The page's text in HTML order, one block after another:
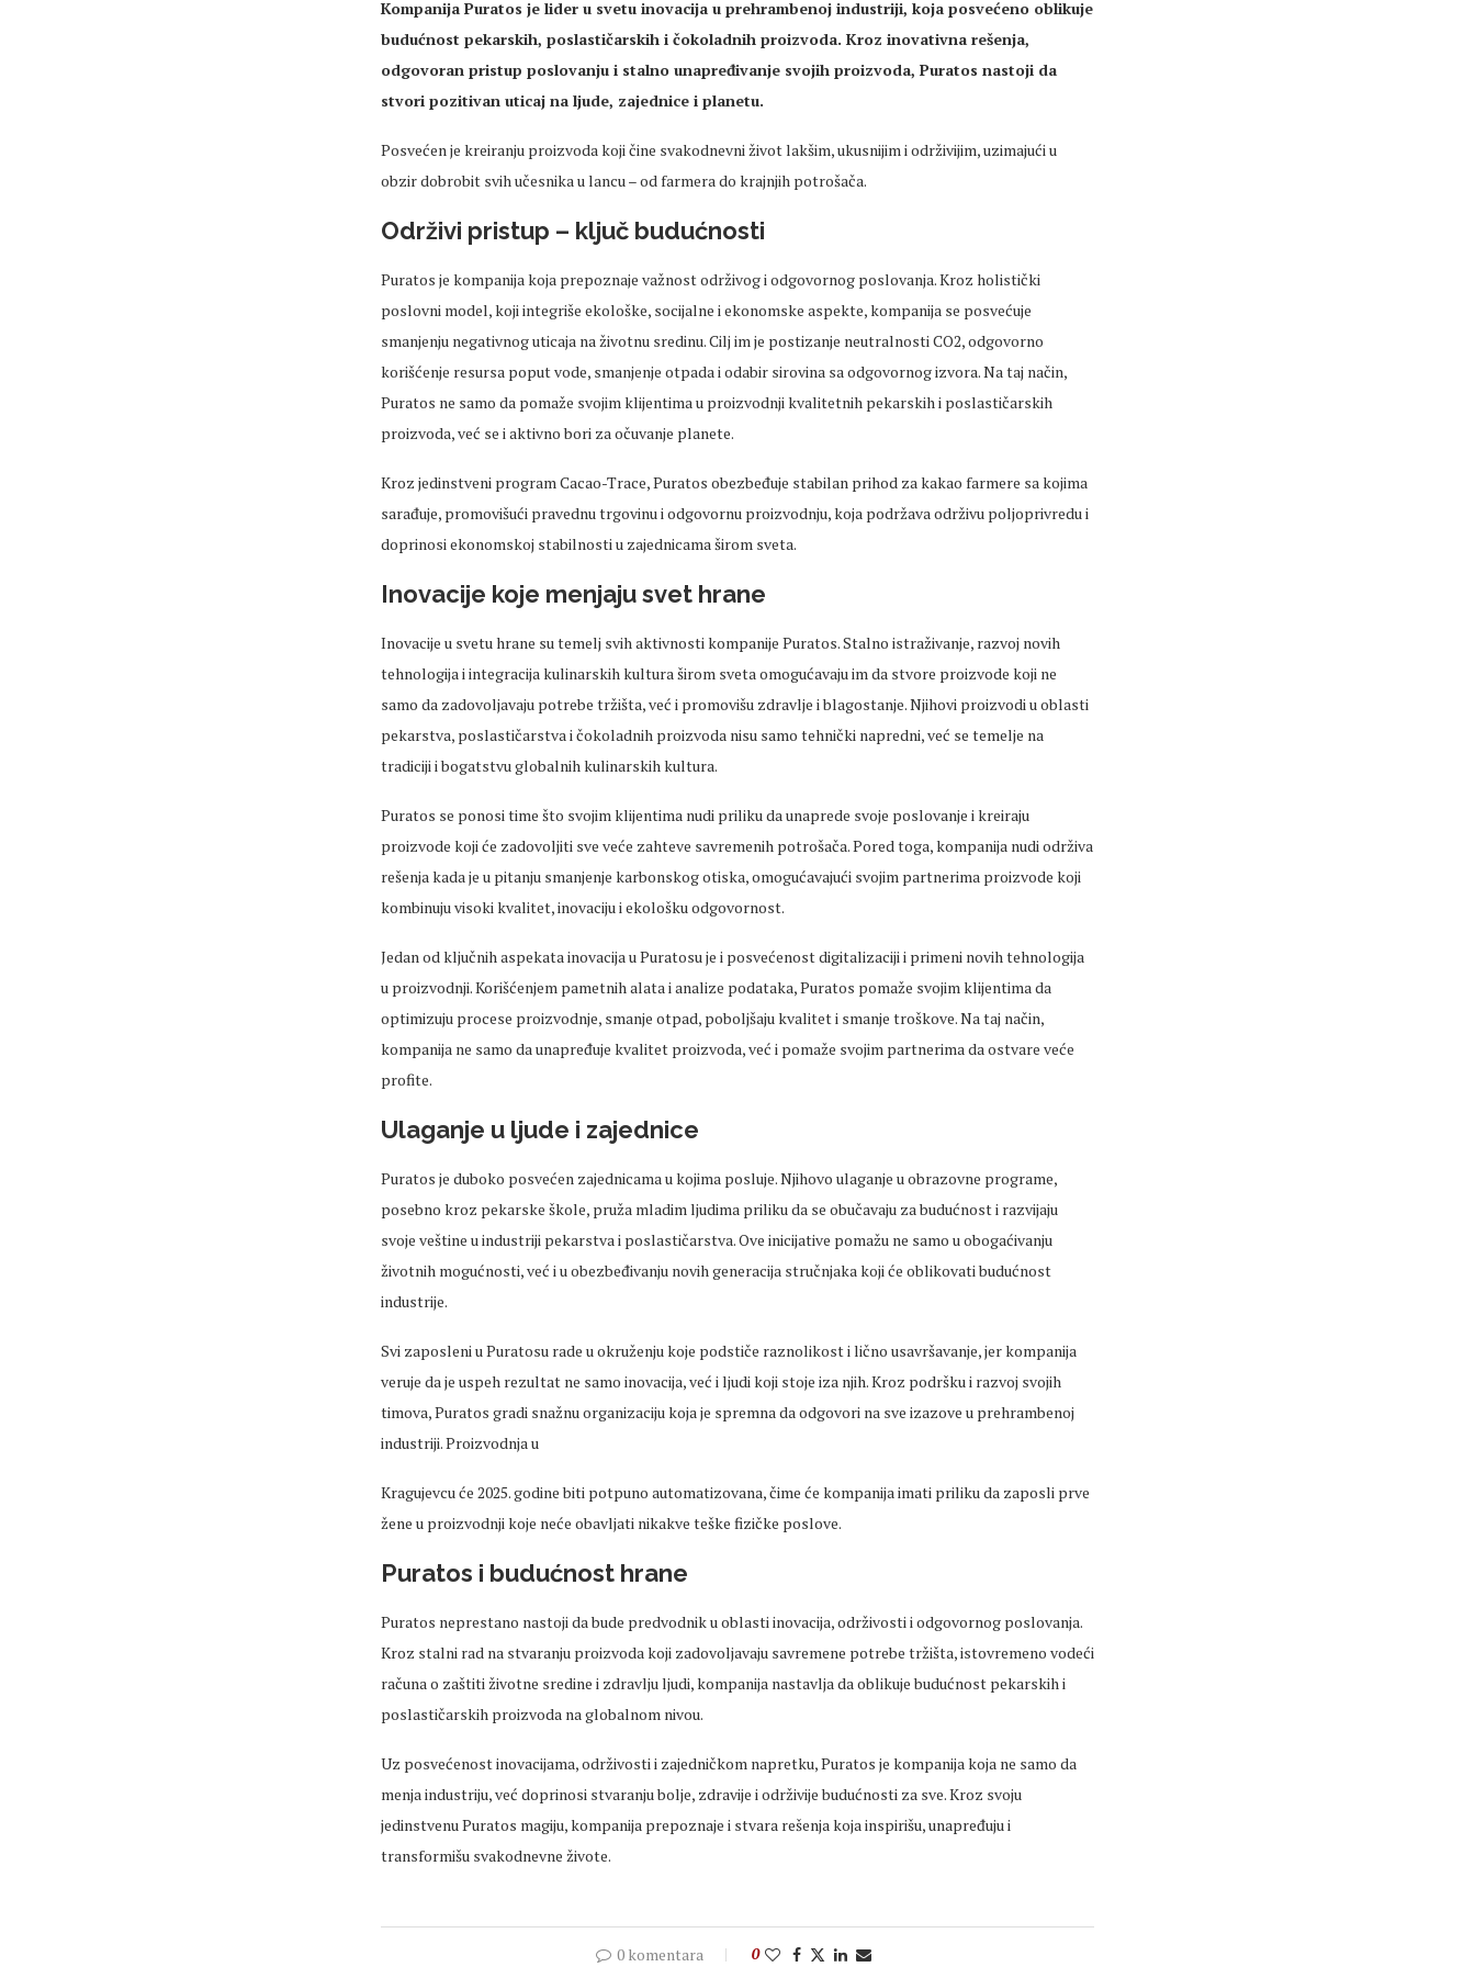
Kompanija Puratos je lider u svetu inovacija u prehrambenoj industriji, koja posvećeno oblikuje
budućnost pekarskih, poslastičarskih i čokoladnih proizvoda. Kroz inovativna rešenja,
odgovoran pristup poslovanju i stalno unapređivanje svojih proizvoda, Puratos nastoji da
stvori pozitivan uticaj na ljude, zajednice i planetu.
Posvećen je kreiranju proizvoda koji čine svakodnevni život lakšim, ukusnijim i održivijim, uzimajući u
obzir dobrobit svih učesnika u lancu – od farmera do krajnjih potrošača.
Održivi pristup – ključ budućnosti
Puratos je kompanija koja prepoznaje važnost održivog i odgovornog poslovanja. Kroz holistički
poslovni model, koji integriše ekološke, socijalne i ekonomske aspekte, kompanija se posvećuje
smanjenju negativnog uticaja na životnu sredinu. Cilj im je postizanje neutralnosti CO2, odgovorno
korišćenje resursa poput vode, smanjenje otpada i odabir sirovina sa odgovornog izvora. Na taj način,
Puratos ne samo da pomaže svojim klijentima u proizvodnji kvalitetnih pekarskih i poslastičarskih
proizvoda, već se i aktivno bori za očuvanje planete.
Kroz jedinstveni program Cacao-Trace, Puratos obezbeđuje stabilan prihod za kakao farmere sa kojima
sarađuje, promovišući pravednu trgovinu i odgovornu proizvodnju, koja podržava održivu poljoprivredu i
doprinosi ekonomskoj stabilnosti u zajednicama širom sveta.
Inovacije koje menjaju svet hrane
Inovacije u svetu hrane su temelj svih aktivnosti kompanije Puratos. Stalno istraživanje, razvoj novih
tehnologija i integracija kulinarskih kultura širom sveta omogućavaju im da stvore proizvode koji ne
samo da zadovoljavaju potrebe tržišta, već i promovišu zdravlje i blagostanje. Njihovi proizvodi u oblasti
pekarstva, poslastičarstva i čokoladnih proizvoda nisu samo tehnički napredni, već se temelje na
tradiciji i bogatstvu globalnih kulinarskih kultura.
Puratos se ponosi time što svojim klijentima nudi priliku da unaprede svoje poslovanje i kreiraju
proizvode koji će zadovoljiti sve veće zahteve savremenih potrošača. Pored toga, kompanija nudi održiva
rešenja kada je u pitanju smanjenje karbonskog otiska, omogućavajući svojim partnerima proizvode koji
kombinuju visoki kvalitet, inovaciju i ekološku odgovornost.
Jedan od ključnih aspekata inovacija u Puratosu je i posvećenost digitalizaciji i primeni novih tehnologija
u proizvodnji. Korišćenjem pametnih alata i analize podataka, Puratos pomaže svojim klijentima da
optimizuju procese proizvodnje, smanje otpad, poboljšaju kvalitet i smanje troškove. Na taj način,
kompanija ne samo da unapređuje kvalitet proizvoda, već i pomaže svojim partnerima da ostvare veće
profite.
Ulaganje u ljude i zajednice
Puratos je duboko posvećen zajednicama u kojima posluje. Njihovo ulaganje u obrazovne programe,
posebno kroz pekarske škole, pruža mladim ljudima priliku da se obučavaju za budućnost i razvijaju
svoje veštine u industriji pekarstva i poslastičarstva. Ove inicijative pomažu ne samo u obogaćivanju
životnih mogućnosti, već i u obezbeđivanju novih generacija stručnjaka koji će oblikovati budućnost
industrije.
Svi zaposleni u Puratosu rade u okruženju koje podstiče raznolikost i lično usavršavanje, jer kompanija
veruje da je uspeh rezultat ne samo inovacija, već i ljudi koji stoje iza njih. Kroz podršku i razvoj svojih
timova, Puratos gradi snažnu organizaciju koja je spremna da odgovori na sve izazove u prehrambenoj
industriji. Proizvodnja u
Kragujevcu će 2025. godine biti potpuno automatizovana, čime će kompanija imati priliku da zaposli prve
žene u proizvodnji koje neće obavljati nikakve teške fizičke poslove.
Puratos i budućnost hrane
Puratos neprestano nastoji da bude predvodnik u oblasti inovacija, održivosti i odgovornog poslovanja.
Kroz stalni rad na stvaranju proizvoda koji zadovoljavaju savremene potrebe tržišta, istovremeno vodeći
računa o zaštiti životne sredine i zdravlju ljudi, kompanija nastavlja da oblikuje budućnost pekarskih i
poslastičarskih proizvoda na globalnom nivou.
Uz posvećenost inovacijama, održivosti i zajedničkom napretku, Puratos je kompanija koja ne samo da
menja industriju, već doprinosi stvaranju bolje, zdravije i održivije budućnosti za sve. Kroz svoju
jedinstvenu Puratos magiju, kompanija prepoznaje i stvara rešenja koja inspirišu, unapređuju i
transformišu svakodnevne živote.
0 komentara 0